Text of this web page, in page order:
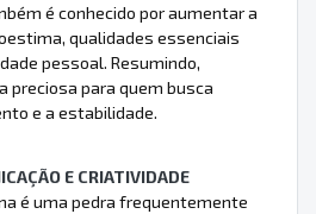
é conhecido por aumentar a
qualidades essenciais
pessoal. Resumindo,
preciosa para quem busca
e a estabilidade.
E CRIATIVIDADE
é uma pedra frequentemente